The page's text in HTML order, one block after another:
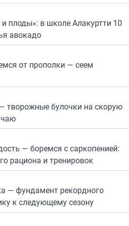
плоды»: в школе Алакуртти 10
авокадо
от прополки — сеем
творожные булочки на скорую
чаю
— боремся с саркопенией:
рациона и тренировок
— фундамент рекордного
к следующему сезону